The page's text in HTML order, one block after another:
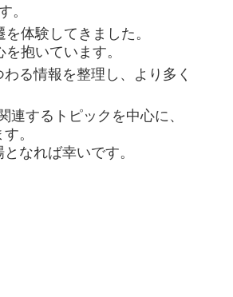
。
体験してきました。
抱いています。
る情報を整理し、より多く
するトピックを中心に、
。
なれば幸いです。